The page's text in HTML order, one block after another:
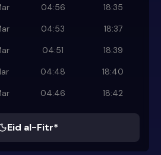
04:56
18:35
04:53
18:37
04:51
18:39
04:48
18:40
04:46 18:42
Eid al-Fitr*